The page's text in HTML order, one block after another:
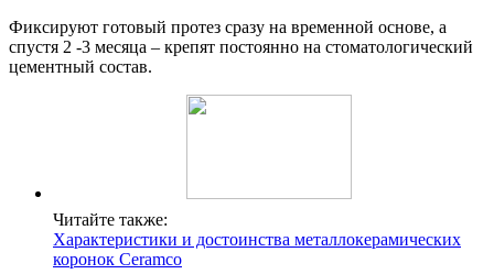
Фиксируют готовый протез сразу на временной основе, а
спустя 2 -3 месяца – крепят постоянно на стоматологический
цементный состав.
Читайте также:
Характеристики и достоинства металлокерамических
коронок Ceramco